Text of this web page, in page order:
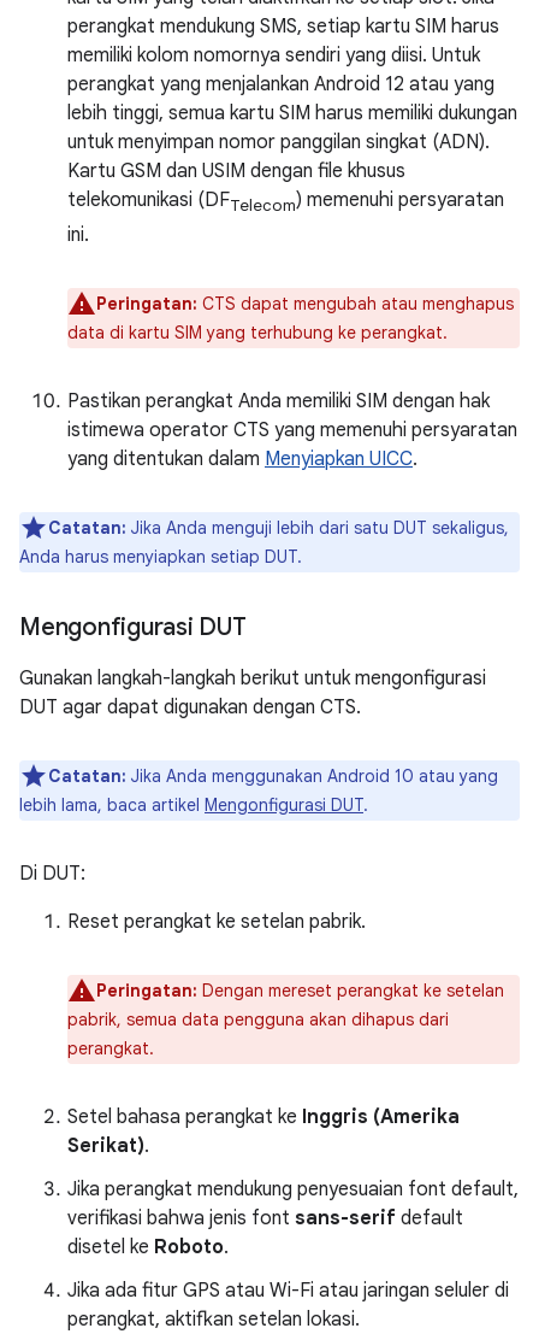
perangkat mendukung SMS, setiap kartu SIM harus
memiliki kolom nomornya sendiri yang diisi. Untuk
perangkat yang menjalankan Android 12 atau yang
lebih tinggi, semua kartu SIM harus memiliki dukungan
untuk menyimpan nomor panggilan singkat (ADN).
Kartu GSM dan USIM dengan file khusus
telekomunikasi (DFTelecom) memenuhi persyaratan
ini.
Peringatan: CTS dapat mengubah atau menghapus
data di kartu SIM yang terhubung ke perangkat.
Pastikan perangkat Anda memiliki SIM dengan hak
istimewa operator CTS yang memenuhi persyaratan
yang ditentukan dalam Menyiapkan UICC.
Catatan: Jika Anda menguji lebih dari satu DUT sekaligus,
Anda harus menyiapkan setiap DUT.
Mengonfigurasi DUT
Gunakan langkah-langkah berikut untuk mengonfigurasi
DUT agar dapat digunakan dengan CTS.
Catatan: Jika Anda menggunakan Android 10 atau yang
lebih lama, baca artikel Mengonfigurasi DUT.
Di DUT:
Reset perangkat ke setelan pabrik.
Peringatan: Dengan mereset perangkat ke setelan
pabrik, semua data pengguna akan dihapus dari
perangkat.
Setel bahasa perangkat ke Inggris (Amerika
Serikat).
Jika perangkat mendukung penyesuaian font default,
verifikasi bahwa jenis font sans-serif default
disetel ke Roboto.
Jika ada fitur GPS atau Wi-Fi atau jaringan seluler di
perangkat, aktifkan setelan lokasi.